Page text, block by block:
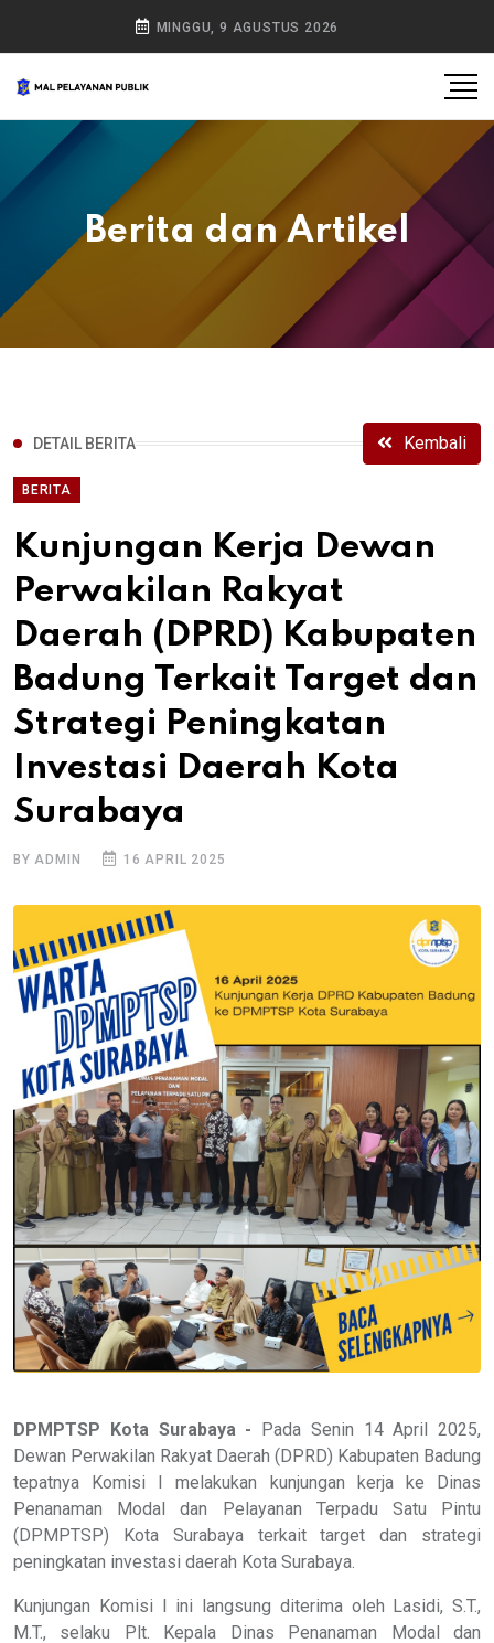
MINGGU, 9 AGUSTUS 2026
Berita dan Artikel
DETAIL BERITA Kembali
BERITA
Kunjungan Kerja Dewan
Perwakilan Rakyat
Daerah (DPRD) Kabupaten
Badung Terkait Target dan
Strategi Peningkatan
Investasi Daerah Kota
Surabaya
BY ADMIN 16 APRIL 2025
DPMPTSP Kota Surabaya - Pada Senin 14 April 2025,
Dewan Perwakilan Rakyat Daerah (DPRD) Kabupaten Badung
tepatnya Komisi I melakukan kunjungan kerja ke Dinas
Penanaman Modal dan Pelayanan Terpadu Satu Pintu
(DPMPTSP) Kota Surabaya terkait target dan strategi
peningkatan investasi daerah Kota Surabaya.
Kunjungan Komisi I ini langsung diterima oleh Lasidi, S.T.,
M.T., selaku Plt. Kepala Dinas Penanaman Modal dan